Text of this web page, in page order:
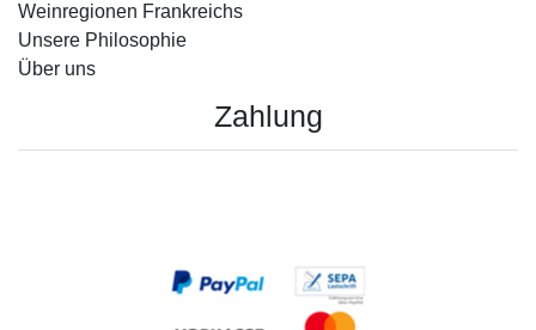
Weinregionen Frankreichs
Unsere Philosophie
Über uns
Zahlung